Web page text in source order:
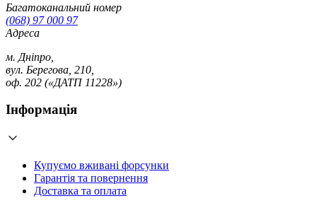
Багатоканальний номер
(068) 97 000 97
Адреса
м. Дніпро,
вул. Берегова, 210,
оф. 202 («ДАТП 11228»)
Інформація
Купуємо вживані форсунки
Гарантія та повернення
Доставка та оплата